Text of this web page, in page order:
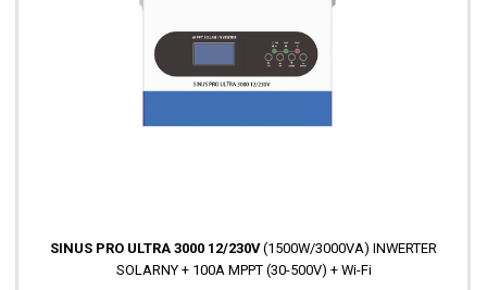
SINUS PRO ULTRA 3000 12/230V(1500W/3000VA) INWERTER
SOLARNY + 100A MPPT (30-500V) + Wi-Fi